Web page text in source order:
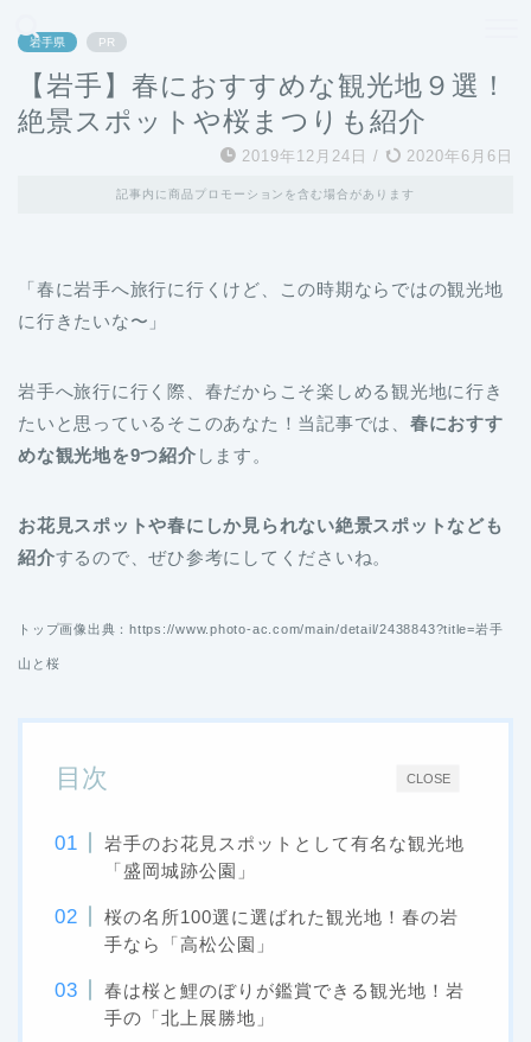
岩手県 PR
【岩手】春におすすめな観光地９選！
絶景スポットや桜まつりも紹介
2019年12月24日 / 2020年6月6日
記事内に商品プロモーションを含む場合があります
「春に岩手へ旅行に行くけど、この時期ならではの観光地
に行きたいな〜」
岩手へ旅行に行く際、春だからこそ楽しめる観光地に行き
たいと思っているそこのあなた！当記事では、 春におすす
めな観光地を9つ紹介 します。
お花見スポットや春にしか見られない絶景スポットなども
紹介するので、ぜひ参考にしてくださいね。
トップ画像出典：https://www.photo-ac.com/main/detail/2438843?title=岩手
山と桜
CLOSE
目次
岩手のお花見スポットとして有名な観光地
「盛岡城跡公園」
桜の名所100選に選ばれた観光地！春の岩
手なら「高松公園」
春は桜と鯉のぼりが鑑賞できる観光地！岩
手の「北上展勝地」